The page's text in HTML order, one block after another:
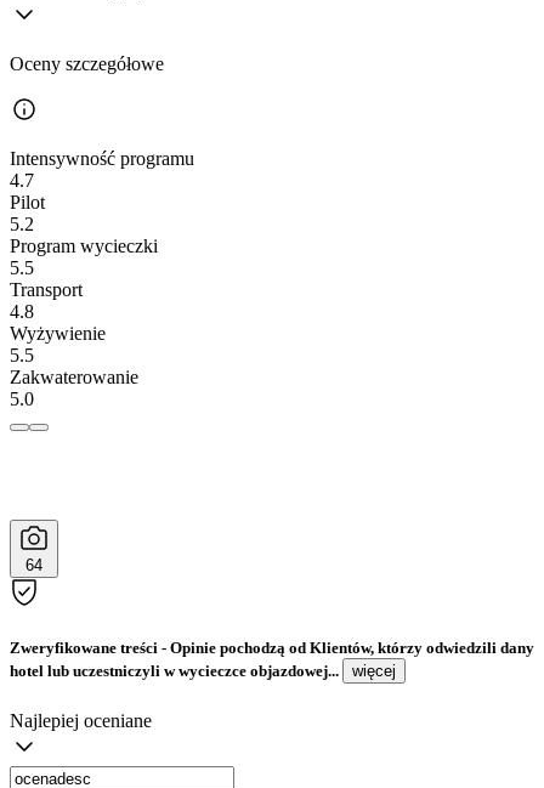
Oceny szczegółowe
Intensywność programu
4.7
Pilot
5.2
Program wycieczki
5.5
Transport
4.8
Wyżywienie
5.5
Zakwaterowanie
5.0
64
Zweryfikowane treści - Opinie pochodzą od Klientów, którzy odwiedzili dany
hotel lub uczestniczyli w wycieczce objazdowej...
więcej
Najlepiej oceniane